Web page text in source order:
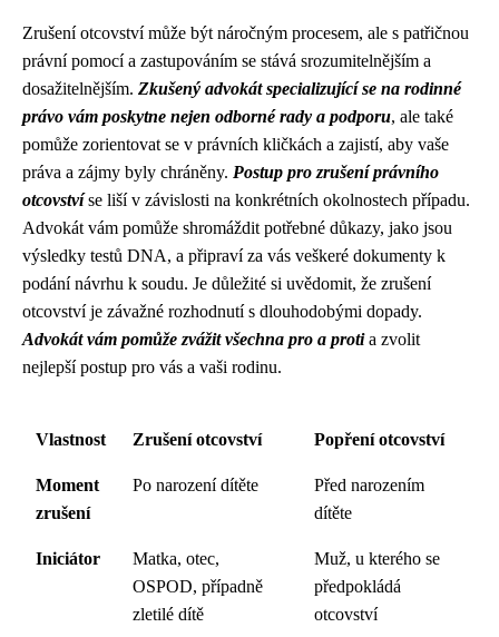
Zrušení otcovství může být náročným procesem, ale s patřičnou
právní pomocí a zastupováním se stává srozumitelnějším a
dosažitelnějším. Zkušený advokát specializující se na rodinné
právo vám poskytne nejen odborné rady a podporu, ale také
pomůže zorientovat se v právních kličkách a zajistí, aby vaše
práva a zájmy byly chráněny. Postup pro zrušení právního
otcovstvíse liší v závislosti na konkrétních okolnostech případu.
Advokát vám pomůže shromáždit potřebné důkazy, jako jsou
výsledky testů DNA, a připraví za vás veškeré dokumenty k
podání návrhu k soudu. Je důležité si uvědomit, že zrušení
otcovství je závažné rozhodnutí s dlouhodobými dopady.
Advokát vám pomůže zvážit všechna pro a protia zvolit
nejlepší postup pro vás a vaši rodinu.
Vlastnost Zrušení otcovství Popření otcovství
Moment
zrušení
Po narození dítěte
Před narozením
dítěte
Iniciátor
Matka, otec,
OSPOD, případně
zletilé dítě
Muž, u kterého se
předpokládá
otcovství